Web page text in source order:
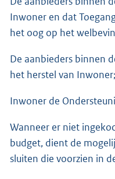
Inwoner en dat
het oog op het
De aanbieders binnen
het herstel van
Inwoner de
Wanneer er niet
budget, dient de
sluiten die voorzien in